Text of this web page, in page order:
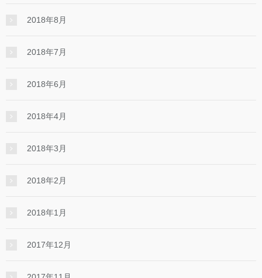
2018年8月
2018年7月
2018年6月
2018年4月
2018年3月
2018年2月
2018年1月
2017年12月